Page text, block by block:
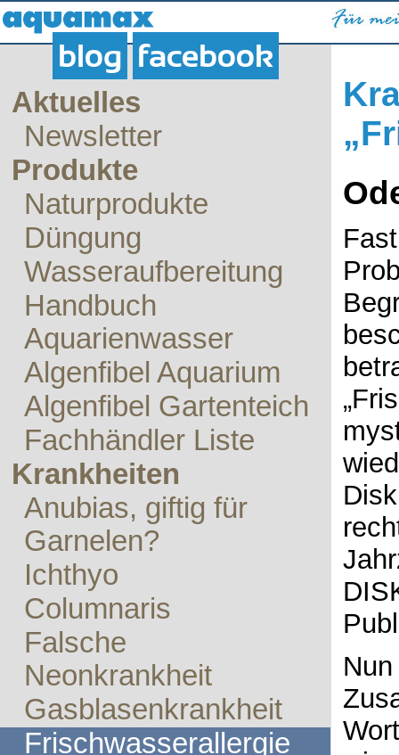
blog facebook
Aktuelles
Newsletter
Produkte
Naturprodukte
Düngung
Wasseraufbereitung
Handbuch
Aquarienwasser
Algenfibel Aquarium
Algenfibel Gartenteich
Fachhändler Liste
Krankheiten
Anubias, giftig für
Garnelen?
Ichthyo
Columnaris
Falsche
Neonkrankheit
Gasblasenkrankheit
Frischwasserallergie